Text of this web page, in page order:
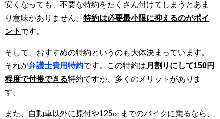
安くなっても、不要な特約をたくさん付けてしまうとあま
り意味がありません。 特約は必要最小限に抑えるのがポイ
ント です。
そして、おすすめの特約というのも大体決まっています。
それが弁護士費用特約です。この特約は 月割りにして150円
程度で付帯できる特約ですが、多くのメリットがありま
す。
また、自動車以外に原付や125㏄までのバイクに乗るなら、